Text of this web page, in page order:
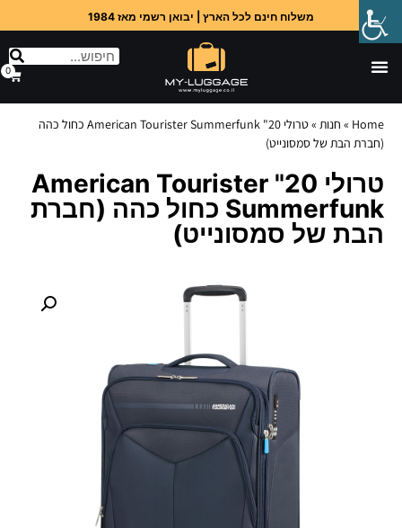
משלוח חינם לכל הארץ | יבואן רשמי מאז 1984
0
Home
» חנות »
טרולי 20" American Tourister Summerfunk כחול כהה
(חברת הבת של סמסונייט)
טרולי 20" American Tourister
Summerfunk כחול כהה (חברת
הבת של סמסונייט)